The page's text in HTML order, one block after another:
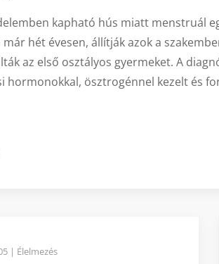
kapható hús miatt menstruál
hét évesen, állítják azok a
az első osztályos gyermeket. A
hormonokkal, ösztrogénnel kezelt és
| Élelmezés